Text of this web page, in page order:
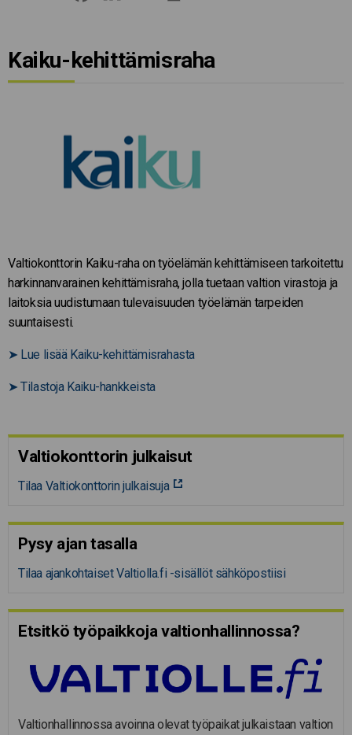
Kaiku-kehittämisraha
Valtiokonttorin Kaiku-raha on työelämän kehittämiseen tarkoitettu
harkinnanvarainen kehittämisraha, jolla tuetaan valtion virastoja ja
laitoksia uudistumaan tulevaisuuden työelämän tarpeiden
suuntaisesti.
➤ Lue lisää Kaiku-kehittämisrahasta
➤ Tilastoja Kaiku-hankkeista
Valtiokonttorin julkaisut
Tilaa Valtiokonttorin julkaisuja
Pysy ajan tasalla
Tilaa ajankohtaiset Valtiolla.fi -sisällöt sähköpostiisi
Etsitkö työpaikkoja valtion­hal­lin­nossa?
Valtionhallinnossa avoinna olevat työpaikat julkaistaan valtion